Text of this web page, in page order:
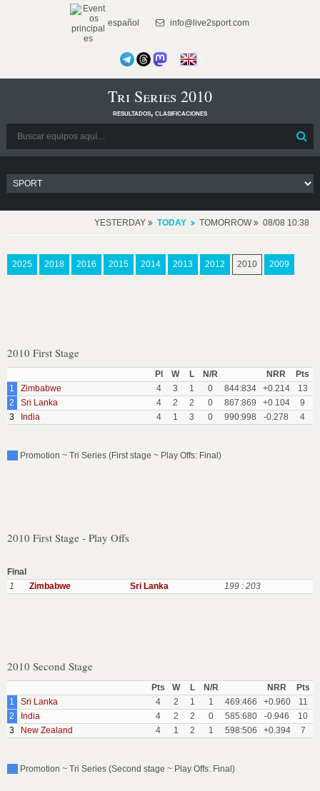
español info@live2sport.com
Tri Series 2010
resultados, clasificaciones
YESTERDAY TODAY TOMORROW 08/08 10:38
2025 2018 2016 2015 2014 2013 2012 2010 2009
2010 First Stage
Pl W L N/R NRR
Pts
1
Zimbabwe 4 3 1 0 844:834 +0.214
13
2
Sri Lanka 4 2 2 0 867:869 +0.104
9
3
India 4 1 3 0 990:998 -0.278 4
Promotion ~ Tri Series (First stage ~ Play Offs: Final)
2010 First Stage - Play Offs
Final
1
Zimbabwe Sri Lanka 199 : 203
2010 Second Stage
Pts W L N/R NRR
Pts
1
Sri Lanka 4 2 1 1 469:466 +0.960
11
2
India 4 2 2 0 585:680 -0.946
10
3
New Zealand 4 1 2 1 598:506 +0.394 7
Promotion ~ Tri Series (Second stage ~ Play Offs: Final)